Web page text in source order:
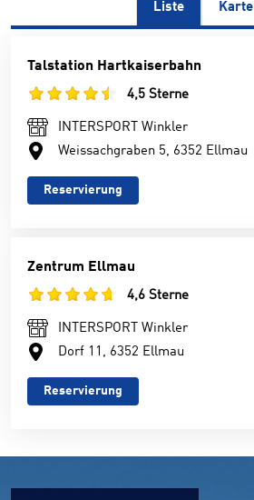
Liste Karte
Talstation Hartkaiserbahn
4,5 Sterne
INTERSPORT Winkler
Weissachgraben 5, 6352 Ellmau
Reservierung
Zentrum Ellmau
4,6 Sterne
INTERSPORT Winkler
Dorf 11, 6352 Ellmau
Reservierung